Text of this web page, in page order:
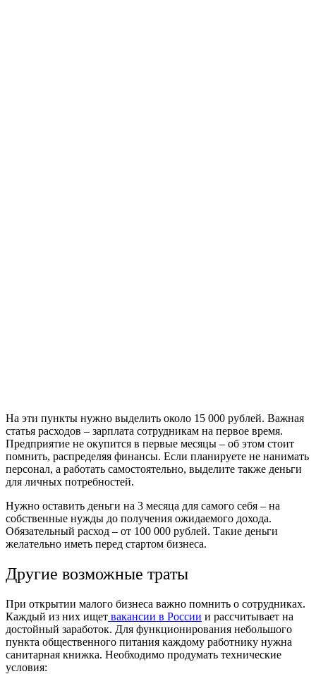
На эти пункты нужно выделить около 15 000 рублей. Важная
статья расходов – зарплата сотрудникам на первое время.
Предприятие не окупится в первые месяцы – об этом стоит
помнить, распределяя финансы. Если планируете не нанимать
персонал, а работать самостоятельно, выделите также деньги
для личных потребностей.
Нужно оставить деньги на 3 месяца для самого себя – на
собственные нужды до получения ожидаемого дохода.
Обязательный расход – от 100 000 рублей. Такие деньги
желательно иметь перед стартом бизнеса.
Другие возможные траты
При открытии малого бизнеса важно помнить о сотрудниках.
Каждый из них ищет вакансии в России и рассчитывает на
достойный заработок. Для функционирования небольшого
пункта общественного питания каждому работнику нужна
санитарная книжка. Необходимо продумать технические
условия: